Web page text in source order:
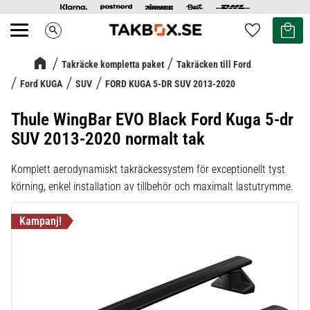
Meny search Favoriter
Kundvagn
Takräcke kompletta paket
Takräcken till Ford
Ford KUGA
SUV FORD KUGA 5-DR SUV 2013-2020
Thule WingBar EVO Black Ford Kuga 5-dr
SUV 2013-2020 normalt tak
Komplett aerodynamiskt takräckessystem för exceptionellt tyst
körning, enkel installation av tillbehör och maximalt lastutrymme.